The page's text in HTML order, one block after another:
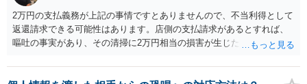
2万円の支払義務が上記の事情ですとありませんので、不当利得として
返還請求できる可能性はあります。店側の支払請求があるとすれば、
嘔吐の事実があり、その清掃に2万円相当の損害が生じた場合です。ご